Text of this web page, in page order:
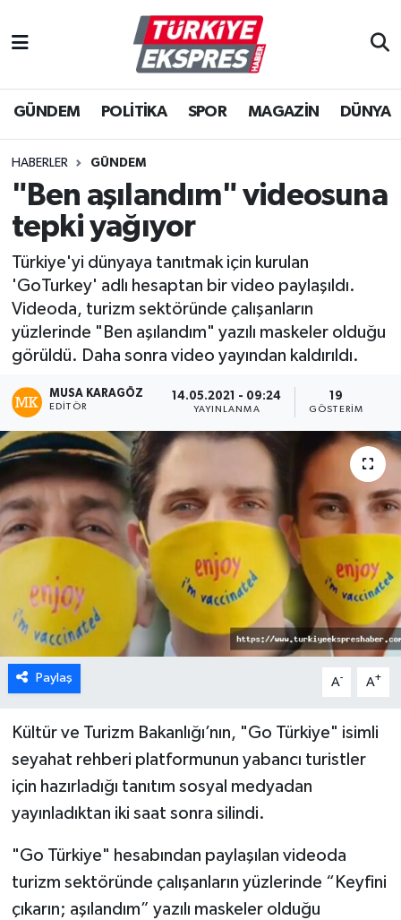
GÜNDEM POLİTİKA SPOR MAGAZİN DÜNYA
HABERLER GÜNDEM
"Ben aşılandım" videosuna
tepki yağıyor
Türkiye'yi dünyaya tanıtmak için kurulan
'GoTurkey' adlı hesaptan bir video paylaşıldı.
Videoda, turizm sektöründe çalışanların
yüzlerinde "Ben aşılandım" yazılı maskeler olduğu
görüldü. Daha sonra video yayından kaldırıldı.
MUSA KARAGÖZ
EDITÖR
14.05.2021 - 09:24
YAYINLANMA
19
GÖSTERIM
Paylaş A- A+
Kültür ve Turizm Bakanlığı’nın, "Go Türkiye" isimli
seyahat rehberi platformunun yabancı turistler
için hazırladığı tanıtım sosyal medyadan
yayınladıktan iki saat sonra silindi.
"Go Türkiye" hesabından paylaşılan videoda
turizm sektöründe çalışanların yüzlerinde “Keyfini
çıkarın; aşılandım” yazılı maskeler olduğu
İstanbul Nöbetçi Eczaneler
İstanbul Hava Durumu
İstanbul Namaz Vakitleri
İstanbul Trafik Yoğunluk Haritası
Tüm Manşetler
Son Dakika Haberleri
Haber Arşivi